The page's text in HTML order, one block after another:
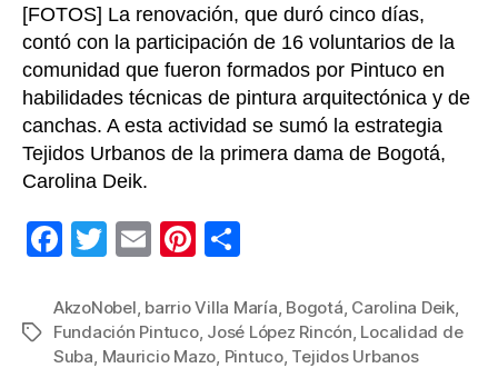
[FOTOS] La renovación, que duró cinco días,
contó con la participación de 16 voluntarios de la
comunidad que fueron formados por Pintuco en
habilidades técnicas de pintura arquitectónica y de
canchas. A esta actividad se sumó la estrategia
Tejidos Urbanos de la primera dama de Bogotá,
Carolina Deik.
F
c
e
T
tt
er
E
ail
Pi
er
e
m
p
Etiquetas
AkzoNobel barrio Villa María Bogotá Carolina Deik,
Fundación Pintuco, José López Rincón Localidad de
Suba Mauricio Mazo Pintuco, Tejidos Urbanos